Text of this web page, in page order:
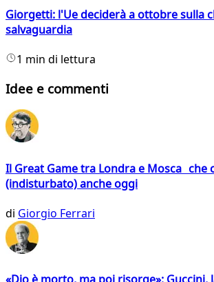
Giorgetti: l'Ue deciderà a ottobre sulla
salvaguardia
1 min di lettura
Idee e commenti
Il Great Game tra Londra e Mosca che
(indisturbato) anche oggi
di Giorgio Ferrari